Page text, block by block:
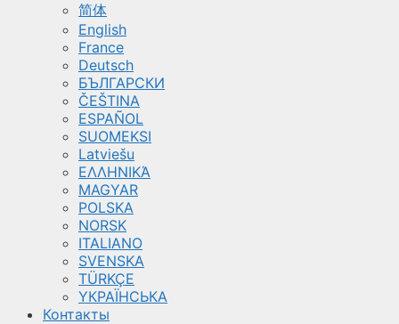
简体
English
France
Deutsch
БЪЛГАРСКИ
ČEŠTINA
ESPAÑOL
SUOMEKSI
Latviešu
ΕΛΛΗΝΙΚΆ
MAGYAR
POLSKA
NORSK
ITALIANO
SVENSKA
TÜRKÇE
YКРАЇНСЬКА
Контакты